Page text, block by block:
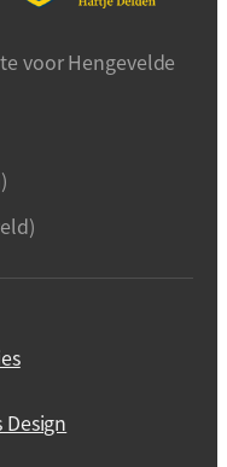
voor Hengevelde
Design